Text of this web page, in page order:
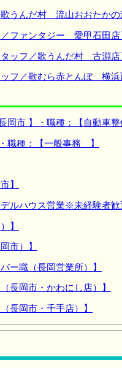
うんだ村 流山おおたかの
ファンタジー 愛甲石田店
ッフ／歌うんだ村 古淵店
フ／歌むら赤とんぼ 横浜
岡市 】・職種：【自動車
職種：【一般事務 】
】
ルハウス営業※未経験者歓
】
市）】
ー職（長岡営業所）】
長岡市・かわにし店）】
長岡市・千手店）】